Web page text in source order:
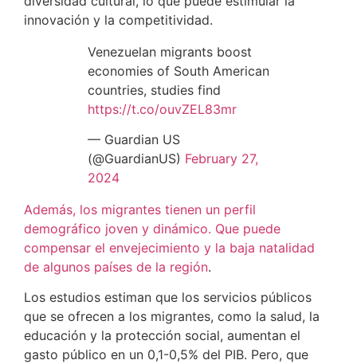
innovación y la competitividad.
Venezuelan migrants boost
economies of South American
countries, studies find
https://t.co/ouvZEL83mr
— Guardian US
(@GuardianUS) February 27,
2024
Además, los migrantes tienen un perfil
demográfico joven y dinámico. Que puede
compensar el envejecimiento y la baja natalidad
de algunos países de la región.
Los estudios estiman que los servicios públicos
que se ofrecen a los migrantes, como la salud, la
educación y la protección social, aumentan el
gasto público en un 0,1-0,5% del PIB. Pero, que